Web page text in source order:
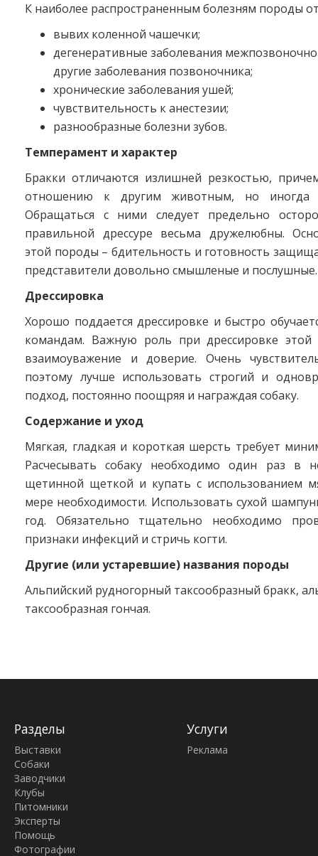
К наиболее распространенным болезням породы
вывих коленной чашечки;
дегенеративные заболевания
другие заболевания позвоночника;
хронические заболевания ушей;
чувствительность к анестезии;
разнообразные болезни зубов.
Темперамент и характер
Бракки отличаются излишней резкостью,
отношению к другим животным, но иногда
Обращаться с ними следует предельно
правильной дрессуре весьма дружелюбны.
этой породы – бдительность и готовность
представители довольно смышленые и послушные.
Дрессировка
Хорошо поддается дрессировке и быстро
командам. Важную роль при дрессировке этой
взаимоуважение и доверие. Очень
поэтому лучше использовать строгий и
подход, постоянно поощряя и награждая собаку.
Содержание и уход
Мягкая, гладкая и короткая шерсть требует
Расчесывать собаку необходимо один раз в
щетинной щеткой и купать с использованием
мере необходимости. Использовать сухой
год. Обязательно тщательно необходимо
признаки инфекций и стричь когти.
Другие (или устаревшие) названия породы
Альпийский рудногорный таксообразный бракк,
таксообразная гончая.
Разделы
Выставки
Собаки
Заводчики
Клубы
Питомники
Эксперты
Помощь
Фотографии
Услуги
Реклама